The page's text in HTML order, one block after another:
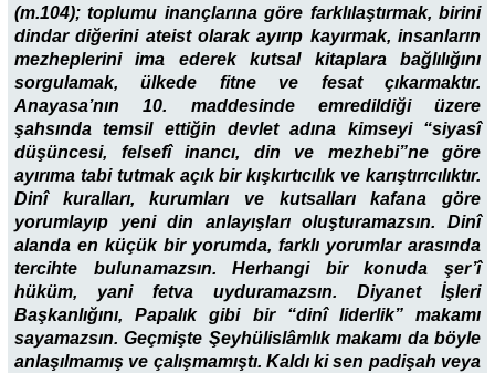
(m.104); toplumu inançlarına göre farklılaştırmak, birini
dindar diğerini ateist olarak ayırıp kayırmak, insanların
mezheplerini ima ederek kutsal kitaplara bağlılığını
sorgulamak, ülkede fitne ve fesat çıkarmaktır.
Anayasa’nın 10. maddesinde emredildiği üzere
şahsında temsil ettiğin devlet adına kimseyi “siyasî
düşüncesi, felsefî inancı, din ve mezhebi”ne göre
ayırıma tabi tutmak açık bir kışkırtıcılık ve karıştırıcılıktır.
Dinî kuralları, kurumları ve kutsalları kafana göre
yorumlayıp yeni din anlayışları oluşturamazsın. Dinî
alanda en küçük bir yorumda, farklı yorumlar arasında
tercihte bulunamazsın. Herhangi bir konuda şer’î
hüküm, yani fetva uyduramazsın. Diyanet İşleri
Başkanlığını, Papalık gibi bir “dinî liderlik” makamı
sayamazsın. Geçmişte Şeyhülislâmlık makamı da böyle
anlaşılmamış ve çalışmamıştı. Kaldı ki sen padişah veya